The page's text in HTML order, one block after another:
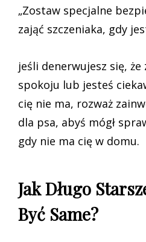
„Zostaw specjalne
zająć szczeniaka, gdy
jeśli denerwujesz się,
spokoju lub jesteś
cię nie ma, rozważ
dla psa, abyś mógł
gdy nie ma cię w domu.
Jak Długo
Być Same?